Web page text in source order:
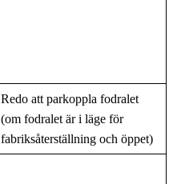
Redo att parkoppla fodralet
(om fodralet är i läge för
fabriksåterställning och öppet)